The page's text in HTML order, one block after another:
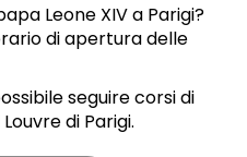
Leone XIV a Parigi?
di apertura delle
seguire corsi di
di Parigi.